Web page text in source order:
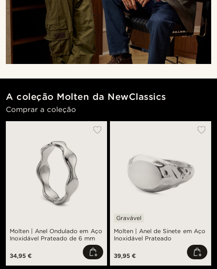
A coleção Molten da NewClassics
Comprar a coleção
Molten | Anel Ondulado em Aço
Inoxidável Prateado de 6 mm
34,95 €
Molten | Anel de Sinete em Aço
Inoxidável Prateado
Gravável
39,95 €